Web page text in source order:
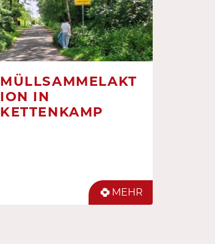
MÜLLSAMMELAKT
ION IN
KETTENKAMP
MEHR